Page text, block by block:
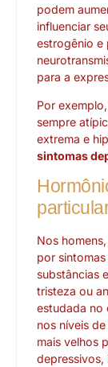
podem
influenciar
estrogênio e
para a
Por
sempre
extrema e
sintomas
Nos
por
substâncias
tristeza ou
estudada no
nos níveis
mais velhos
depressivos,